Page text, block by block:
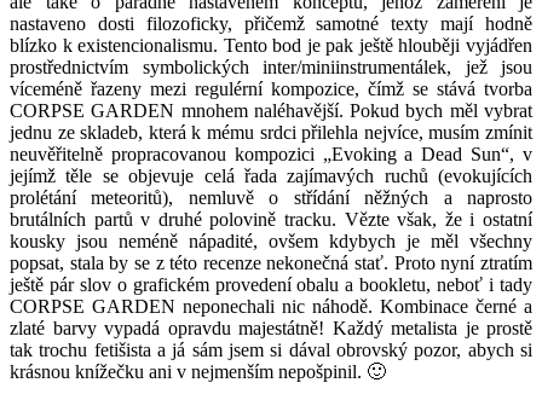
nastaveno dosti filozoficky, přičemž samotné texty mají hodně
blízko k existencionalismu. Tento bod je pak ještě hlouběji vyjádřen
prostřednictvím symbolických inter/miniinstrumentálek, jež jsou
víceméně řazeny mezi regulérní kompozice, čímž se stává tvorba
CORPSE GARDEN mnohem naléhavější. Pokud bych měl vybrat
jednu ze skladeb, která k mému srdci přilehla nejvíce, musím zmínit
neuvěřitelně propracovanou kompozici „Evoking a Dead Sun“, v
jejímž těle se objevuje celá řada zajímavých ruchů (evokujících
prolétání meteoritů), nemluvě o střídání něžných a naprosto
brutálních partů v druhé polovině tracku. Vězte však, že i ostatní
kousky jsou neméně nápadité, ovšem kdybych je měl všechny
popsat, stala by se z této recenze nekonečná stať. Proto nyní ztratím
ještě pár slov o grafickém provedení obalu a bookletu, neboť i tady
CORPSE GARDEN neponechali nic náhodě. Kombinace černé a
zlaté barvy vypadá opravdu majestátně! Každý metalista je prostě
tak trochu fetišista a já sám jsem si dával obrovský pozor, abych si
krásnou knížečku ani v nejmenším nepošpinil. 🙂